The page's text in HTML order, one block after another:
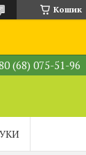
Кошик
(68) 075-51-96